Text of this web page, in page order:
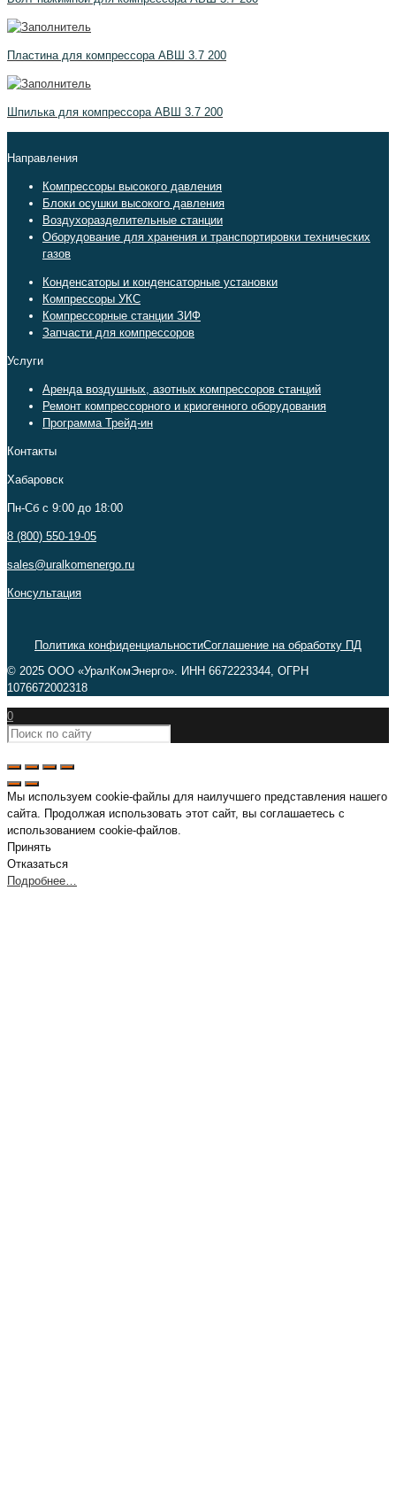
Пластина для компрессора АВШ 3.7 200
Шпилька для компрессора АВШ 3.7 200
Направления
Компрессоры высокого давления
Блоки осушки высокого давления
Воздухоразделительные станции
Оборудование для хранения и транспортировки технических
газов
Конденсаторы и конденсаторные установки
Компрессоры УКС
Компрессорные станции ЗИФ
Запчасти для компрессоров
Услуги
Аренда воздушных, азотных компрессоров станций
Ремонт компрессорного и криогенного оборудования
Программа Трейд-ин
Контакты
Хабаровск
Пн-Сб c 9:00 до 18:00
8 (800) 550-19-05
sales@uralkomenergo.ru
Консультация
Политика конфиденциальностиСоглашение на обработку ПД
© 2025 ООО «УралКомЭнерго». ИНН 6672223344, ОГРН
1076672002318
0
Мы используем cookie-файлы для наилучшего представления нашего
сайта. Продолжая использовать этот сайт, вы соглашаетесь с
использованием cookie-файлов.
Принять
Отказаться
Подробнее…